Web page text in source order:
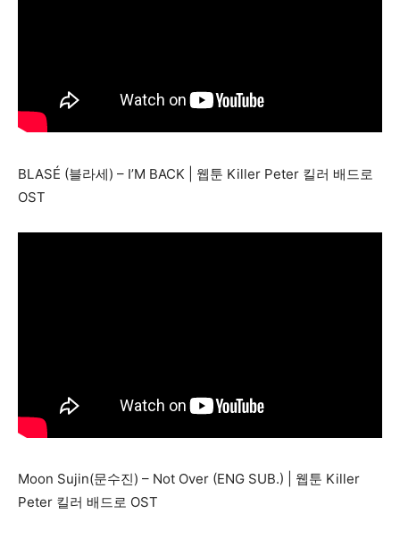
BLASÉ (블라세) – I’M BACK | 웹툰 Killer Peter 킬러 배드로
OST
Moon Sujin(문수진) – Not Over (ENG SUB.) | 웹툰 Killer
Peter 킬러 배드로 OST